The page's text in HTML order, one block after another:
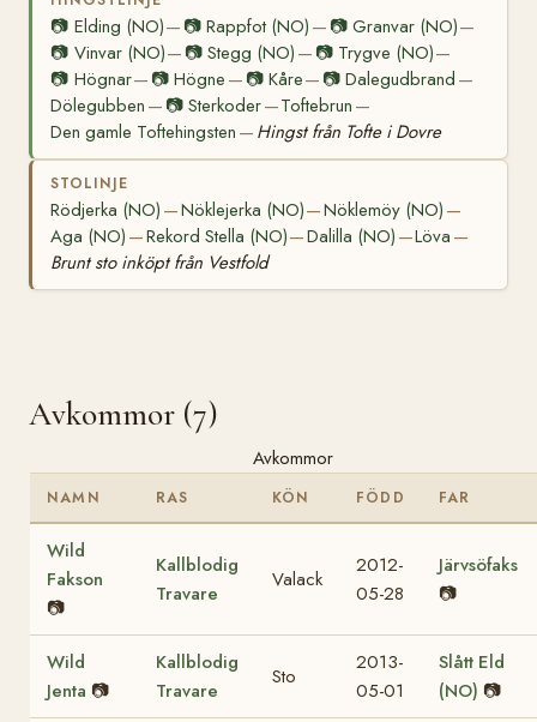
📷 Elding (NO)— 📷Rappfot (NO) — 📷 Granvar (NO)—
📷 Vinvar (NO)— 📷Stegg (NO) — 📷 Trygve (NO)—
📷 Högnar— 📷Högne — 📷 Kåre— 📷 Dalegudbrand —
Dölegubben — 📷Sterkoder—Toftebrun —
Den gamle Toftehingsten — Hingst från Tofte i Dovre
STOLINJE
Rödjerka (NO) —Nöklejerka (NO)—Nöklemöy (NO) —
Aga (NO) —Rekord Stella (NO)—Dalilla (NO) —Löva —
Brunt sto inköpt från Vestfold
Avkommor (7)
Avkommor
NAMN RAS KÖN FÖDD FAR
Wild
Fakson
📷
Kallblodig
Travare
Valack
2012-
05-28
Järvsöfaks
📷
Wild
Jenta 📷
Kallblodig
Travare
Sto
2013-
05-01
Slått Eld
(NO) 📷